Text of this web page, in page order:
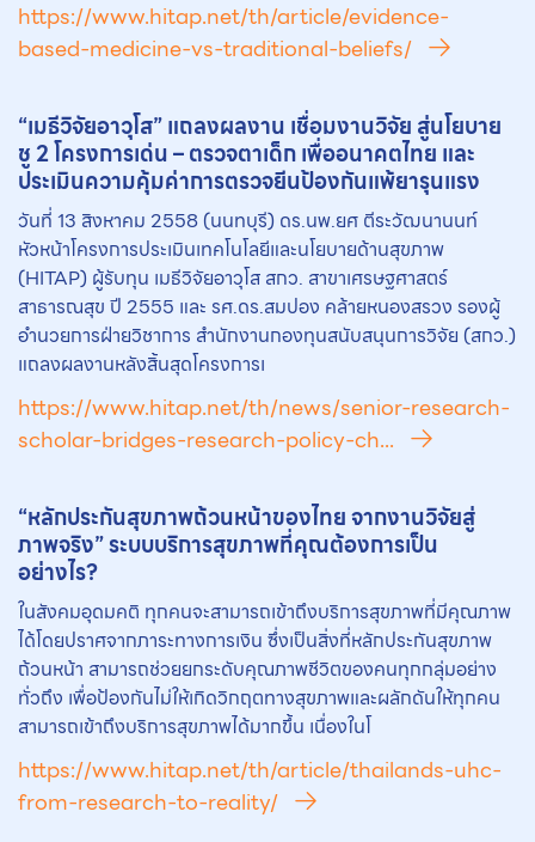
https://www.hitap.net/th/article/evidence-
based-medicine-vs-traditional-beliefs/
“เมธีวิจัยอาวุโส” แถลงผลงาน เชื่อมงานวิจัย สู่นโยบาย
ชู 2 โครงการเด่น – ตรวจตาเด็ก เพื่ออนาคตไทย และ
ประเมินความคุ้มค่าการตรวจยีนป้องกันแพ้ยารุนแรง
วันที่ 13 สิงหาคม 2558 (นนทบุรี) ดร.นพ.ยศ ตีระวัฒนานนท์
หัวหน้าโครงการประเมินเทคโนโลยีและนโยบายด้านสุขภาพ
(HITAP) ผู้รับทุน เมธีวิจัยอาวุโส สกว. สาขาเศรษฐศาสตร์
สาธารณสุข ปี 2555 และ รศ.ดร.สมปอง คล้ายหนองสรวง รองผู้
อำนวยการฝ่ายวิชาการ สำนักงานกองทุนสนับสนุนการวิจัย (สกว.)
แถลงผลงานหลังสิ้นสุดโครงการเ
https://www.hitap.net/th/news/senior-research-
scholar-bridges-research-policy-ch...
“หลักประกันสุขภาพถ้วนหน้าของไทย จากงานวิจัยสู่
ภาพจริง” ระบบบริการสุขภาพที่คุณต้องการเป็น
อย่างไร?
ในสังคมอุดมคติ ทุกคนจะสามารถเข้าถึงบริการสุขภาพที่มีคุณภาพ
ได้โดยปราศจากภาระทางการเงิน ซึ่งเป็นสิ่งที่หลักประกันสุขภาพ
ถ้วนหน้า สามารถช่วยยกระดับคุณภาพชีวิตของคนทุกกลุ่มอย่าง
ทั่วถึง เพื่อป้องกันไม่ให้เกิดวิกฤตทางสุขภาพและผลักดันให้ทุกคน
สามารถเข้าถึงบริการสุขภาพได้มากขึ้น เนื่องในโ
https://www.hitap.net/th/article/thailands-uhc-
from-research-to-reality/